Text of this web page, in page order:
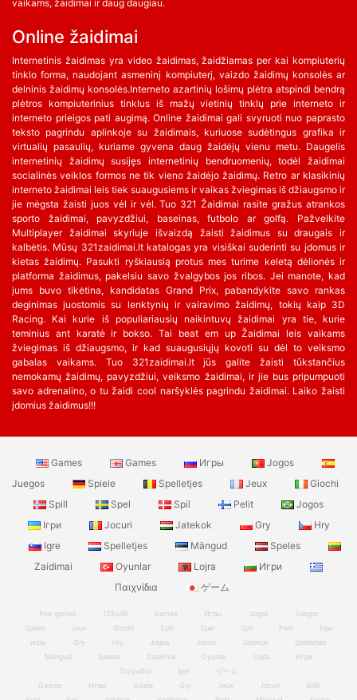
vaikams, žaidimai ir daug daugiau.
Online žaidimai
Internetinis žaidimas yra video žaidimas, žaidžiamas per kai kompiuterių
tinklo forma, naudojant asmeninį kompiuterį, vaizdo žaidimų konsolės ar
delninis žaidimų konsolės.Interneto azartinių lošimų plėtra atspindi bendrą
plėtros kompiuterinius tinklus iš mažų vietinių tinklų prie interneto ir
interneto prieigos pati augimą. Online žaidimai gali svyruoti nuo paprasto
teksto pagrindu aplinkoje su žaidimais, kuriuose sudėtingus grafika ir
virtualių pasaulių, kuriame gyvena daug žaidėjų vienu metu. Daugelis
internetinių žaidimų susijęs internetinių bendruomenių, todėl žaidimai
socialinės veiklos formos ne tik vieno žaidėjo žaidimų. Retro ar klasikinių
interneto žaidimai leis tiek suaugusiems ir vaikas žviegimas iš džiaugsmo ir
jie mėgsta žaisti juos vėl ir vėl. Tuo 321 Žaidimai rasite gražus atrankos
sporto žaidimai, pavyzdžiui, baseinas, futbolo ar golfą. Pažvelkite
Multiplayer žaidimai skyriuje išvaizdą žaisti žaidimus su draugais ir
kalbėtis. Mūsų 321zaidimai.lt katalogas yra visiškai suderinti su įdomus ir
kietas žaidimų. Pasukti ryškiausią protus mes turime keletą dėlionės ir
platforma žaidimus, pakelsiu savo žvalgybos jos ribos. Jei manote, kad
jums buvo tikėtina, kandidatas Grand Prix, pabandykite savo rankas
deginimas juostomis su lenktynių ir vairavimo žaidimų, tokių kaip 3D
Racing. Kai kurie iš populiariausių naikintuvų žaidimai yra tie, kurie
teminius ant karatė ir bokso. Tai beat em up Žaidimai leis vaikams
žviegimas iš džiaugsmo, ir kad suaugusiųjų kovoti su dėl to veiksmo
gabalas vaikams. Tuo 321zaidimai.lt jūs galite žaisti tūkstančius
nemokamų žaidimų, pavyzdžiui, veiksmo žaidimai, ir jie bus pripumpuoti
savo adrenalino, o tu žaidi cool naršyklės pagrindu žaidimai. Laiko žaisti
įdomius žaidimus!!!
Games Games Игры
Jogos
Juegos
Spiele Spelletjes Jeux
Giochi
Spill
Spel Spil Pelit
Jogos
Ігри
Jocuri Jatekok Gry
Hry
Igre
Spelletjes Mängud
Speles
Zaidimai
Oyunlar Lojra
Игри
Παιχνίδια
ゲーム
free games 123spill Games Игры Jogos
Juegos
Spiele
Jeux Giochi Spill Spel Spil Pelit
Ігри
игры
Gry Hry Jogos Jocuri Jatekok
Spelletjes
Mängud
Speles Zaidimai Oyunlar Lojra
Игри
Παιχνίδια
Igre
ゲーム
Games
Игры Spiele Gry Jeux Jocuri
Spill